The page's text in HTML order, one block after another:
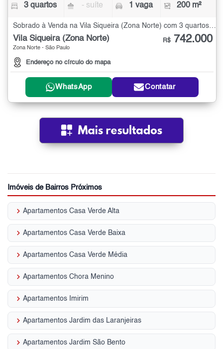
3 quartos - suíte 1 vaga 200 m²
Vila Siqueira (Zona Norte)
Zona Norte - São Paulo
Endereço no círculo do mapa
R$ 742.000
WhatsApp Contatar
Imóveis de Bairros Próximos
keyboard_arrow_right Apartamentos Casa Verde Alta
keyboard_arrow_right Apartamentos Casa Verde Baixa
keyboard_arrow_right Apartamentos Casa Verde Média
keyboard_arrow_right Apartamentos Chora Menino
keyboard_arrow_right Apartamentos Imirim
keyboard_arrow_right Apartamentos Jardim das Laranjeiras
keyboard_arrow_right Apartamentos Jardim São Bento